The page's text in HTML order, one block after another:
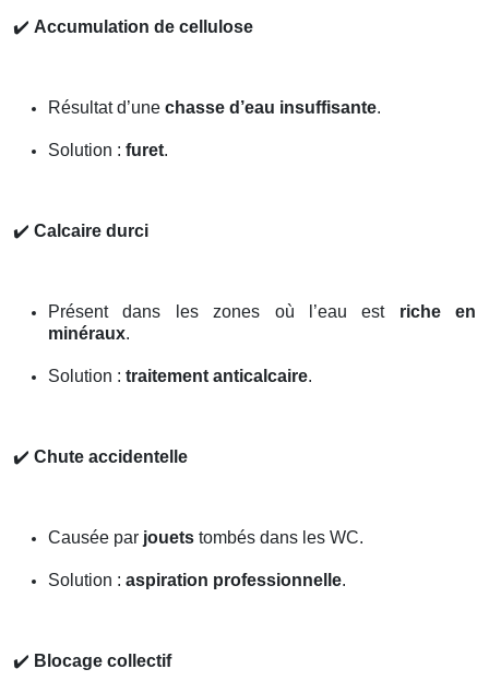
✔️ Accumulation de cellulose
Résultat d’une chasse d’eau insuffisante.
Solution : furet.
✔️ Calcaire durci
Présent dans les zones où l’eau est riche en
minéraux.
Solution : traitement anticalcaire.
✔️ Chute accidentelle
Causée par jouets tombés dans les WC.
Solution : aspiration professionnelle.
✔️ Blocage collectif